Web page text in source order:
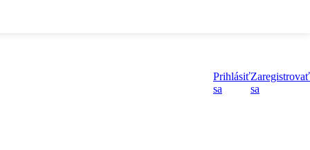
Prihlásiť
sa
Zaregistrovať
sa